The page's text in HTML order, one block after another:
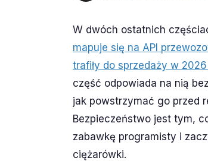
W dwóch ostatnich
mapuje się na API
trafiły do sprzedaży w
część odpowiada na nią
jak powstrzymać go przed
Bezpieczeństwo jest tym,
zabawkę programisty i
ciężarówki.